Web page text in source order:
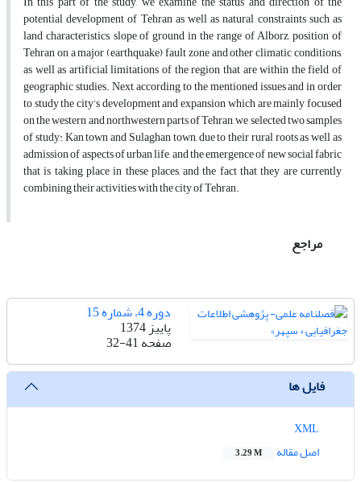
potential development of Tehran as well as natural constraints such as
land characteristics, slope of ground in the range of Alborz, position of
Tehran on a major (earthquake) fault zone and other climatic conditions,
as well as artificial limitations of the region that are within the field of
geographic studies. Next, according to the mentioned issues and in order
to study the city’s development and expansion which are mainly focused
on the western and northwestern parts of Tehran, we selected two samples
of study: Kan town and Sulaghan town, due to their rural roots as well as
admission of aspects of urban life, and the emergence of new social fabric
that is taking place in these places, and the fact that they are currently
combining their activities with the city of Tehran.
مراجع
دوره 4، شماره 15
پاییز 1374
صفحه32-41
فایل ها
اصل مقاله
3.29 M